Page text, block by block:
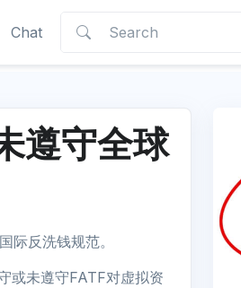
Chat
遵守全球
际反洗钱规范。
或未遵守FATF对虚拟资